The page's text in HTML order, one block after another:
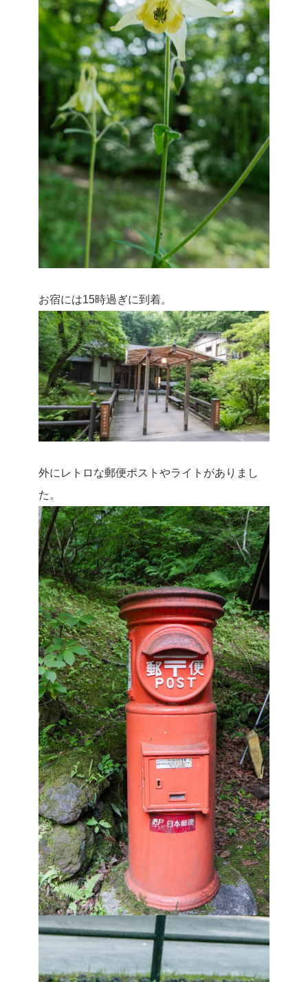
お宿には15時過ぎに到着。
外にレトロな郵便ポストやライトがありまし
た。